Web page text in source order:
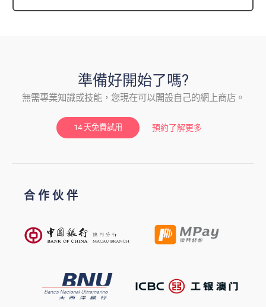
準備好開始了嗎?
無需專業知識或技能，您現在可以開設自己的網上商店。
14 天免費試用 預約了解更多
合 作 伙 伴